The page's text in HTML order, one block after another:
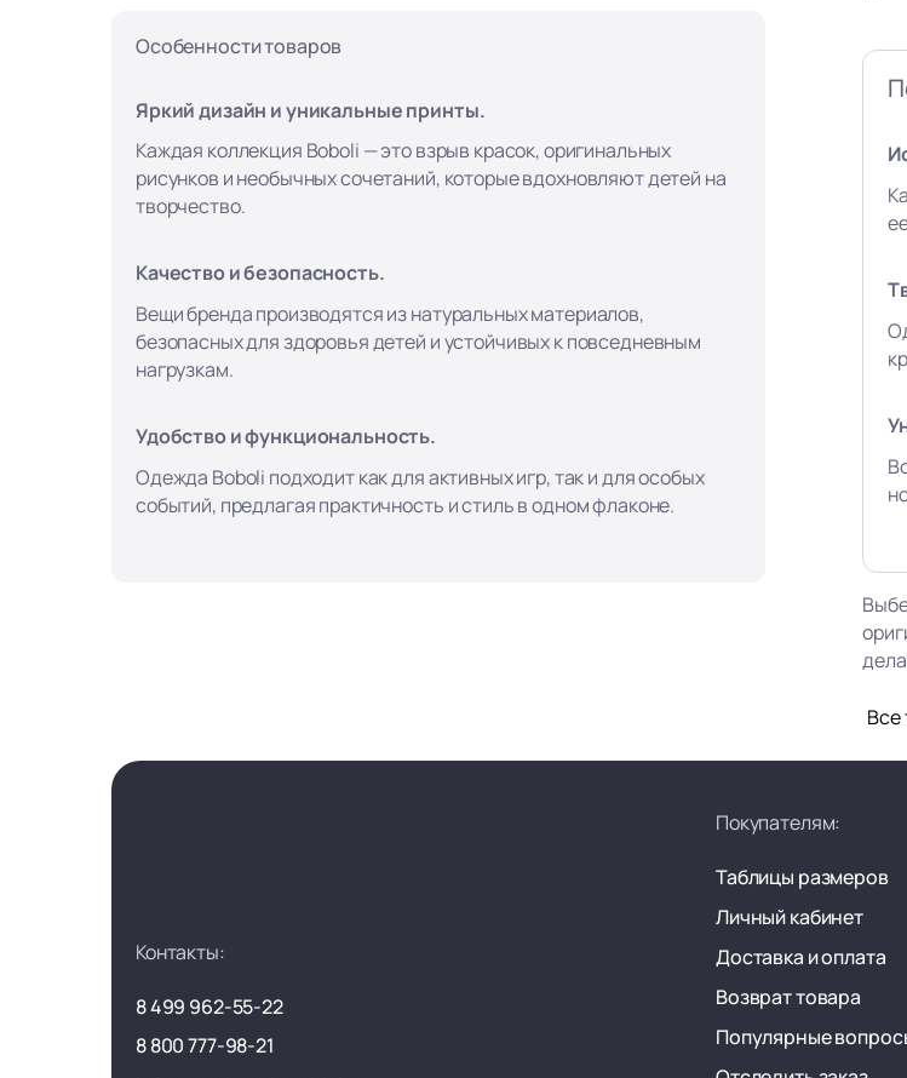
Особенности товаров
Яркий дизайн и уникальные принты.
Каждая коллекция Boboli — это взрыв красок, оригинальных
рисунков и необычных сочетаний, которые вдохновляют детей на
творчество.
Качество и безопасность.
Вещи бренда производятся из натуральных материалов,
безопасных для здоровья детей и устойчивых к повседневным
нагрузкам.
Удобство и функциональность.
Одежда Boboli подходит как для активных игр, так и для особых
событий, предлагая практичность и стиль в одном флаконе.
Все
Контакты:
8 499 962-55-22
8 800 777-98-21
Покупателям:
Таблицы размеров
Личный кабинет
Доставка и оплата
Возврат товара
Популярные